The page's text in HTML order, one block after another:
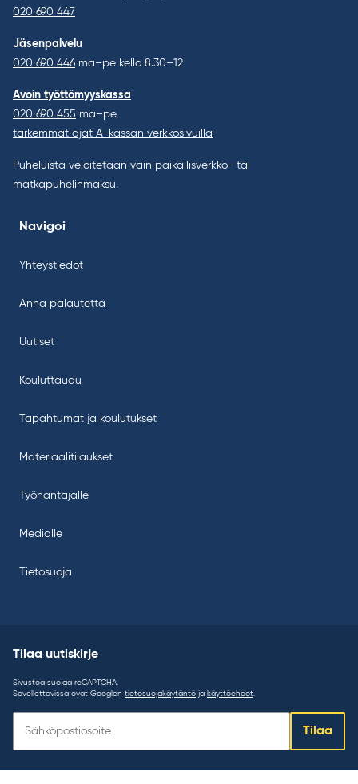
020 690 447
Jäsenpalvelu
020 690 446 ma–pe kello 8.30–12
Avoin työttömyyskassa
020 690 455 ma–pe,
tarkemmat ajat A-kassan verkkosivuilla
Puheluista veloitetaan vain paikallisverkko- tai
matkapuhelinmaksu.
Navigoi
Yhteystiedot
Anna palautetta
Uutiset
Kouluttaudu
Tapahtumat ja koulutukset
Materiaalitilaukset
Työnantajalle
Medialle
Tietosuoja
Tilaa uutiskirje
Sivustoa suojaa reCAPTCHA.
Sovellettavissa ovat Googlen tietosuojakäytäntö ja käyttöehdot.
uutiskirje:
Tilaa